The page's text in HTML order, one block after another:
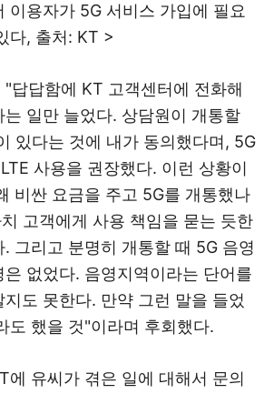
이용자가 5G 서비스 가입에 필요
다, 출처: KT >
답답함에 KT 고객센터에 전화해
는 일만 늘었다. 상담원이 개통할
있다는 것에 내가 동의했다며, 5G
사용을 권장했다. 이런 상황이
비싼 요금을 주고 5G를 개통했나
고객에게 사용 책임을 묻는 듯한
. 그리고 분명히 개통할 때 5G 음영
없었다. 음영지역이라는 단어를
도 못한다. 만약 그런 말을 들었
도 했을 것"이라며 후회했다.
에 유씨가 겪은 일에 대해서 문의